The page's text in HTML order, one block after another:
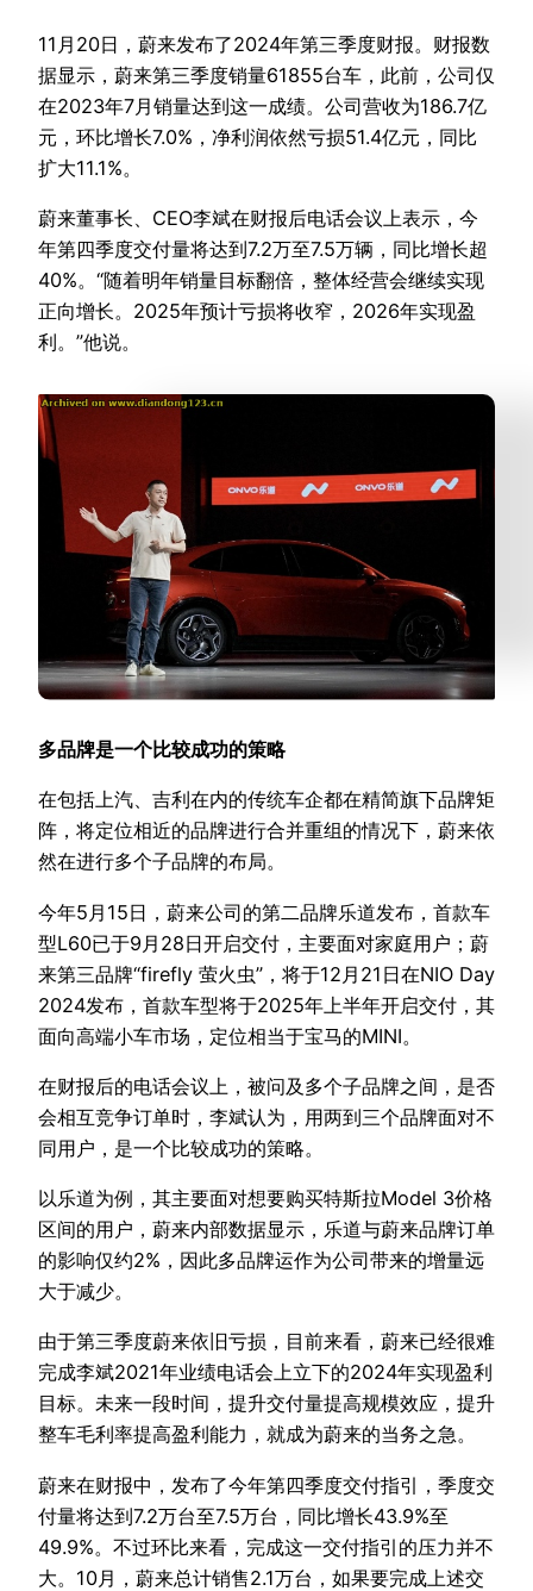
11月20日，蔚来发布了2024年第三季度财报。财报数
据显示，蔚来第三季度销量61855台车，此前，公司仅
在2023年7月销量达到这一成绩。公司营收为186.7亿
元，环比增长7.0%，净利润依然亏损51.4亿元，同比
扩大11.1%。
蔚来董事长、CEO李斌在财报后电话会议上表示，今
年第四季度交付量将达到7.2万至7.5万辆，同比增长超
40%。“随着明年销量目标翻倍，整体经营会继续实现
正向增长。2025年预计亏损将收窄，2026年实现盈
利。”他说。
多品牌是一个比较成功的策略
在包括上汽、吉利在内的传统车企都在精简旗下品牌矩
阵，将定位相近的品牌进行合并重组的情况下，蔚来依
然在进行多个子品牌的布局。
今年5月15日，蔚来公司的第二品牌乐道发布，首款车
型L60已于9月28日开启交付，主要面对家庭用户；蔚
来第三品牌“firefly 萤火虫”，将于12月21日在NIO Day
2024发布，首款车型将于2025年上半年开启交付，其
面向高端小车市场，定位相当于宝马的MINI。
在财报后的电话会议上，被问及多个子品牌之间，是否
会相互竞争订单时，李斌认为，用两到三个品牌面对不
同用户，是一个比较成功的策略。
以乐道为例，其主要面对想要购买特斯拉Model 3价格
区间的用户，蔚来内部数据显示，乐道与蔚来品牌订单
的影响仅约2%，因此多品牌运作为公司带来的增量远
大于减少。
由于第三季度蔚来依旧亏损，目前来看，蔚来已经很难
完成李斌2021年业绩电话会上立下的2024年实现盈利
目标。未来一段时间，提升交付量提高规模效应，提升
整车毛利率提高盈利能力，就成为蔚来的当务之急。
蔚来在财报中，发布了今年第四季度交付指引，季度交
付量将达到7.2万台至7.5万台，同比增长43.9%至
49.9%。不过环比来看，完成这一交付指引的压力并不
大。10月，蔚来总计销售2.1万台，如果要完成上述交